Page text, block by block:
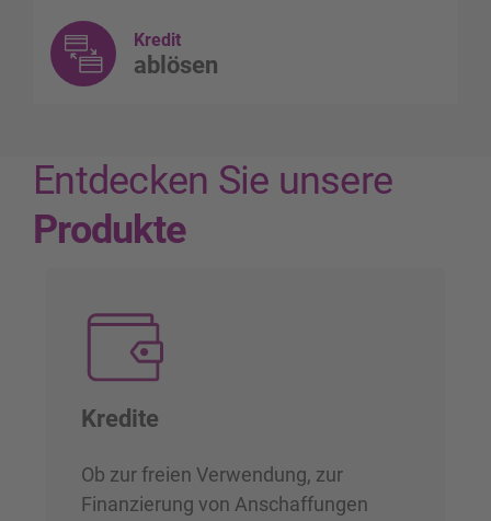
Kredit
ablösen
Entdecken Sie unsere
Produkte
Kredite
Ob zur freien Verwendung, zur
Finanzierung von Anschaffungen